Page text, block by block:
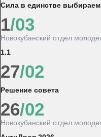
Сила в единстве
1/03
Новокубанский отдел
1.1
27/02
Решение совета
26/02
Новокубанский отдел